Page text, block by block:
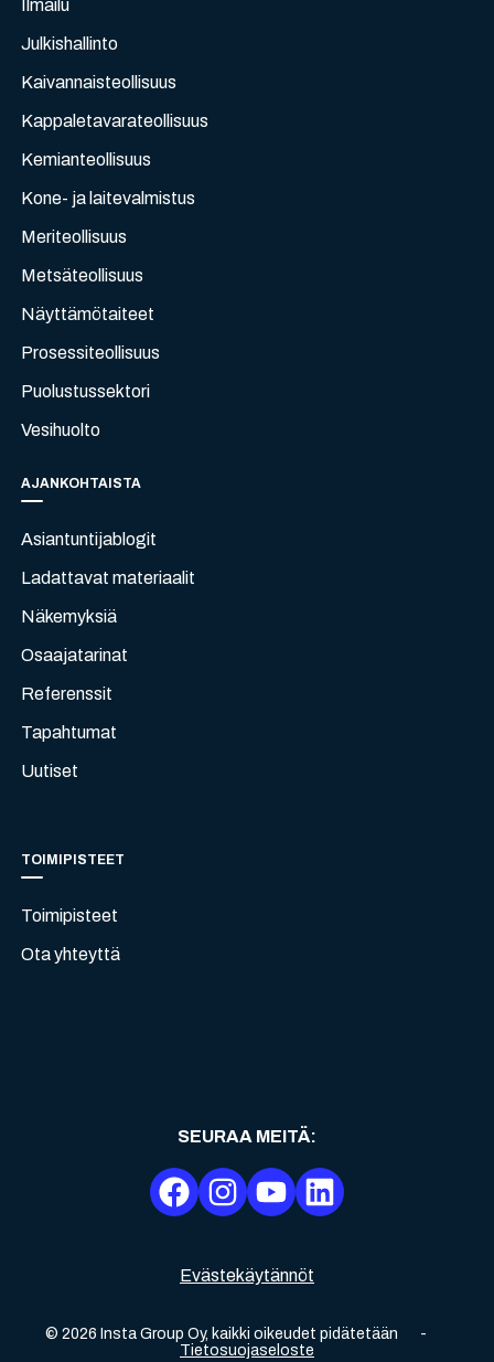
Ilmailu
Julkishallinto
Kaivannaisteollisuus
Kappaletavarateollisuus
Kemianteollisuus
Kone- ja laitevalmistus
Meriteollisuus
Metsäteollisuus
Näyttämötaiteet
Prosessiteollisuus
Puolustussektori
Vesihuolto
AJANKOHTAISTA
Asiantuntijablogit
Ladattavat materiaalit
Näkemyksiä
Osaajatarinat
Referenssit
Tapahtumat
Uutiset
TOIMIPISTEET
Toimipisteet
Ota yhteyttä
Evästekäytännöt
© 2026 Insta Group Oy, kaikki oikeudet pidätetään
-
Tietosuojaseloste
SEURAA MEITÄ: